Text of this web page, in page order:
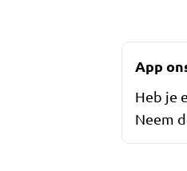
App
Heb je
Neem